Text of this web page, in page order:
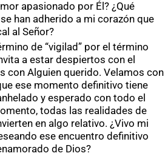
apasionado por Él? ¿Qué
han adherido a mi corazón que
al Señor?
de “vigilad” por el término
a estar despiertos con el
con Alguien querido. Velamos con
ese momento definitivo tiene
y esperado con todo el
todas las realidades de
en algo relativo. ¿Vivo mi
ese encuentro definitivo
de Dios?